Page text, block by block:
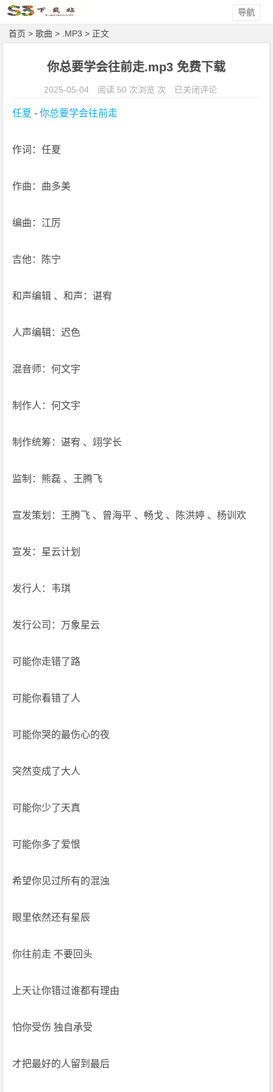
导航
首页 >歌曲 > .MP3 > 正文
你总要学会往前走.mp3 免费下载
2025-05-04 阅读 50 次浏览 次
你
已关闭评论
任夏 - 你总要学会往前走
作词：任夏
作曲：曲多美
编曲：江厉
吉他：陈宁
和声编辑 、和声：谌宥
人声编辑：迟色
混音师：何文宇
制作人：何文宇
制作统筹：谌宥 、翊学长
监制：熊磊 、王腾飞
宣发策划：王腾飞 、曾海平 、畅戈 、陈洪婷 、杨训欢
宣发：星云计划
发行人：韦琪
发行公司：万象星云
可能你走错了路
可能你看错了人
可能你哭的最伤心的夜
突然变成了大人
可能你少了天真
可能你多了爱恨
希望你见过所有的混浊
眼里依然还有星辰
你往前走 不要回头
上天让你错过谁都有理由
怕你受伤 独自承受
才把最好的人留到最后